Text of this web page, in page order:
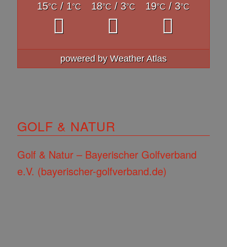
15°C/ 1°C 18°C/ 3°C 19°C / 3°C
powered by Weather Atlas
GOLF & NATUR
Golf & Natur – Bayerischer Golfverband
e.V. (bayerischer-golfverband.de)